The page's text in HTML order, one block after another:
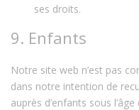
ses droits.
9. Enfants
Notre site web n’est pas
dans notre intention de
auprès d’enfants sous